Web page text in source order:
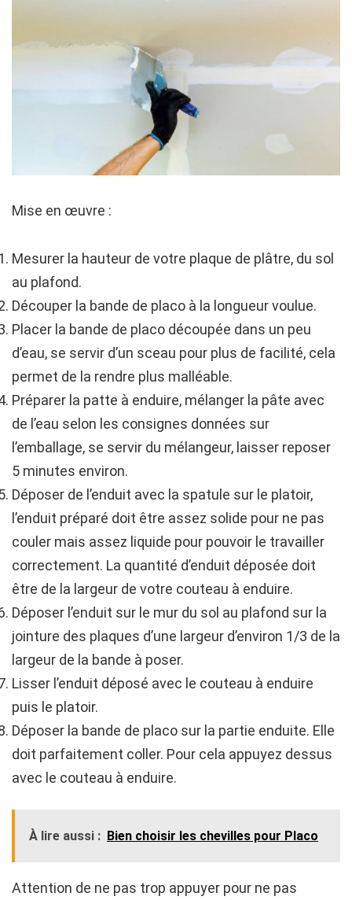
Mise en œuvre :
Mesurer la hauteur de votre plaque de plâtre, du sol
au plafond.
Découper la bande de placo à la longueur voulue.
Placer la bande de placo découpée dans un peu
d’eau, se servir d’un sceau pour plus de facilité, cela
permet de la rendre plus malléable.
Préparer la patte à enduire, mélanger la pâte avec
de l’eau selon les consignes données sur
l’emballage, se servir du mélangeur, laisser reposer
5 minutes environ.
Déposer de l’enduit avec la spatule sur le platoir,
l’enduit préparé doit être assez solide pour ne pas
couler mais assez liquide pour pouvoir le travailler
correctement. La quantité d’enduit déposée doit
être de la largeur de votre couteau à enduire.
Déposer l’enduit sur le mur du sol au plafond sur la
jointure des plaques d’une largeur d’environ 1/3 de la
largeur de la bande à poser.
Lisser l’enduit déposé avec le couteau à enduire
puis le platoir.
Déposer la bande de placo sur la partie enduite. Elle
doit parfaitement coller. Pour cela appuyez dessus
avec le couteau à enduire.
À lire aussi : Bien choisir les chevilles pour Placo
Attention de ne pas trop appuyer pour ne pas